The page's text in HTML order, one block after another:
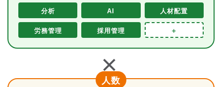
分析 AI 人材配置
労務管理 採用管理 ＋
＋
人数